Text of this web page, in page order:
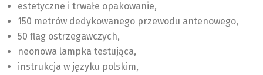
estetyczne i trwałe opakowanie,
150 metrów dedykowanego przewodu antenowego,
50 flag ostrzegawczych,
neonowa lampka testująca,
instrukcja w języku polskim,